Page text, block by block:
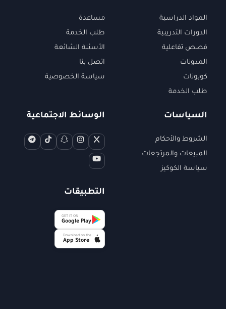
المواد الدراسية
الدورات التدريبية
قصص تفاعلية
المدونات
كوبونات
طلب الخدمة
مساعدة
طلب الخدمة
الأسئلة الشائعة
اتصل بنا
سياسة الخصوصية
السياسات
الشروط والأحكام
المبيعات والمرتجعات
سياسة الكوكيز
الوسائط الاجتماعية
التطبيقات
GET IT ON
Google Play
Download on the
App Store